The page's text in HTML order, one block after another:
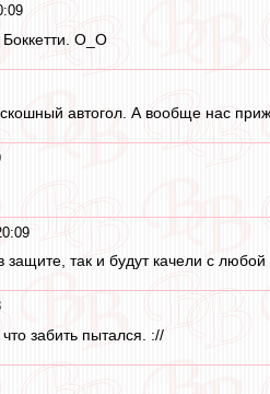
O_O
автогол. А вообще нас
так и будут качели с
забить пытался. ://